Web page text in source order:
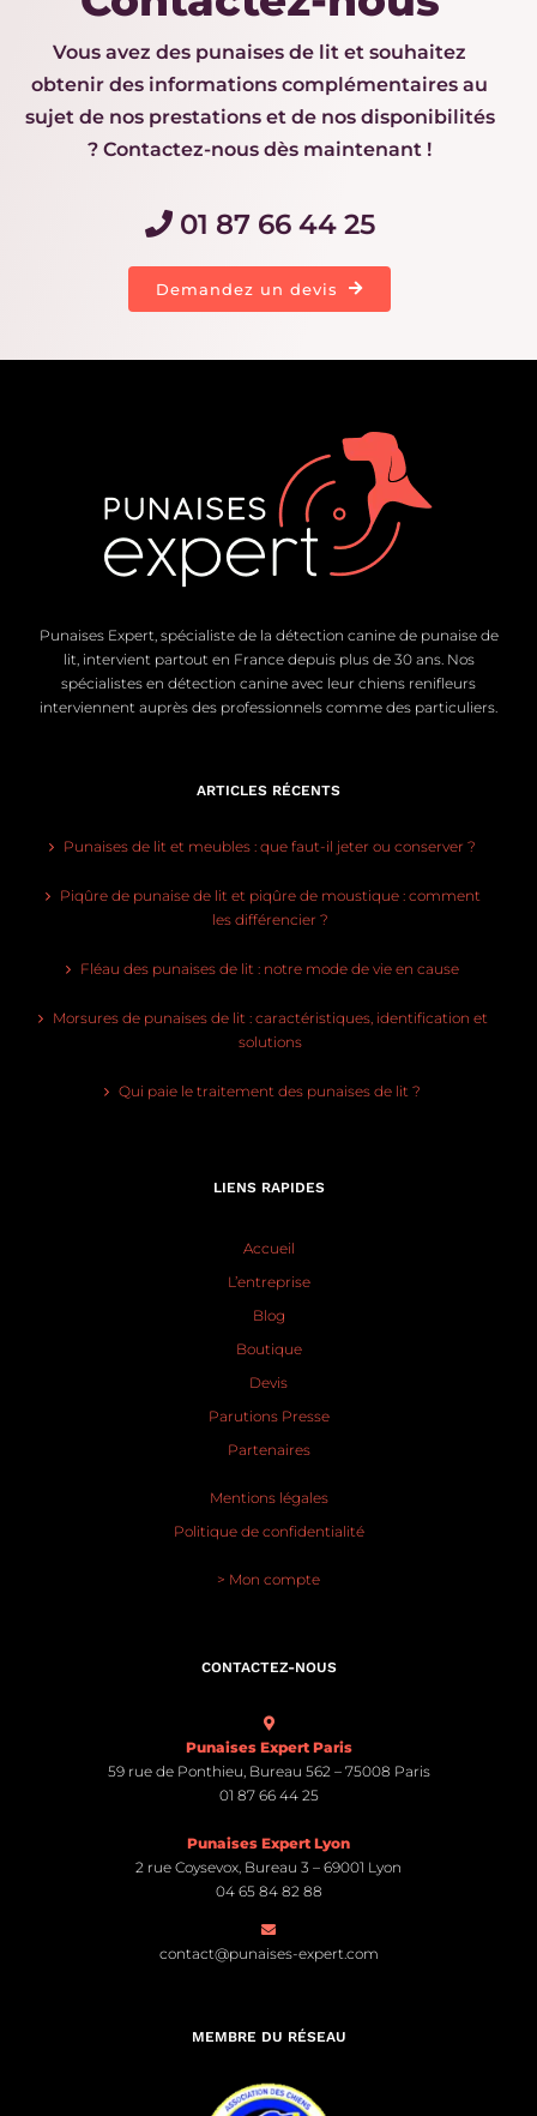
Vous avez des punaises de lit et souhaitez
obtenir des informations complémentaires au
sujet de nos prestations et de nos disponibilités
? Contactez-nous dès maintenant !
01 87 66 44 25
Demandez un devis
Punaises Expert, spécialiste de la détection canine de punaise de
lit, intervient partout en France depuis plus de 30 ans. Nos
spécialistes en détection canine avec leur chiens renifleurs
interviennent auprès des professionnels comme des particuliers.
ARTICLES RÉCENTS
Punaises de lit et meubles : que faut-il jeter ou conserver ?
Piqûre de punaise de lit et piqûre de moustique : comment
les différencier ?
Fléau des punaises de lit : notre mode de vie en cause
Morsures de punaises de lit : caractéristiques, identification et
solutions
Qui paie le traitement des punaises de lit ?
LIENS RAPIDES
Accueil
L’entreprise
Blog
Boutique
Devis
Parutions Presse
Partenaires
Mentions légales
Politique de confidentialité
> Mon compte
CONTACTEZ-NOUS
Punaises Expert Paris
59 rue de Ponthieu, Bureau 562 – 75008 Paris
01 87 66 44 25
Punaises Expert Lyon
2 rue Coysevox, Bureau 3 – 69001 Lyon
04 65 84 82 88
contact@punaises-expert.com
MEMBRE DU RÉSEAU